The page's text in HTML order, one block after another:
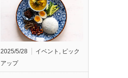
2025/5/28 イベント , ピック
アップ